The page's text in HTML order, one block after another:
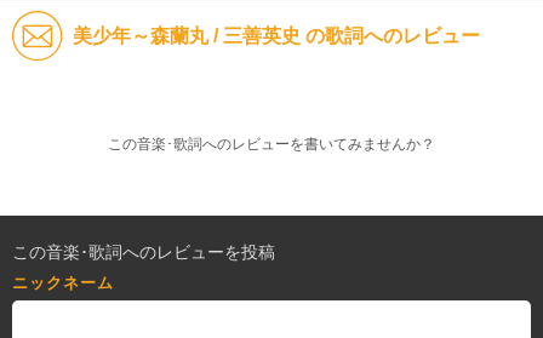
美少年～森蘭丸 / 三善英史 の歌詞へのレビュー
この音楽･歌詞へのレビューを書いてみませんか？
この音楽･歌詞へのレビューを投稿
ニックネーム